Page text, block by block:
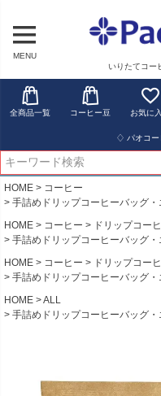
MENU
いりたてコー
全商品一覧 コーヒー豆 お気に
♢ パオコー
HOME
コーヒー
手詰めドリップコーヒーバッグ・
HOME
コーヒー
ドリップコー
手詰めドリップコーヒーバッグ・
HOME
コーヒー ドリップコー
手詰めドリップコーヒーバッグ・
HOME
ALL
手詰めドリップコーヒーバッグ・